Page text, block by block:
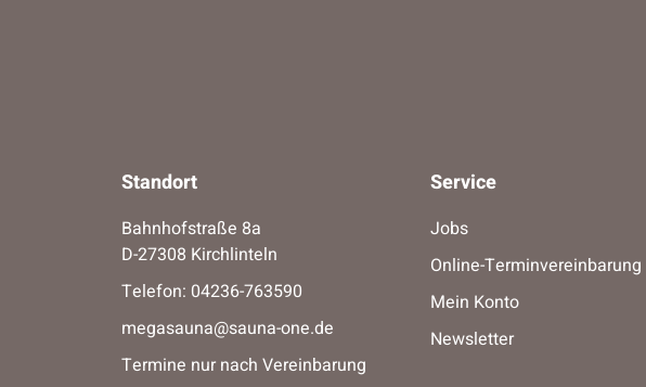
Standort
Bahnhofstraße 8a
D-27308 Kirchlinteln
Telefon: 04236-763590
megasauna@sauna-one.de
Termine nur nach Vereinbarung
Service
Jobs
Online-Terminvereinbarung
Mein Konto
Newsletter